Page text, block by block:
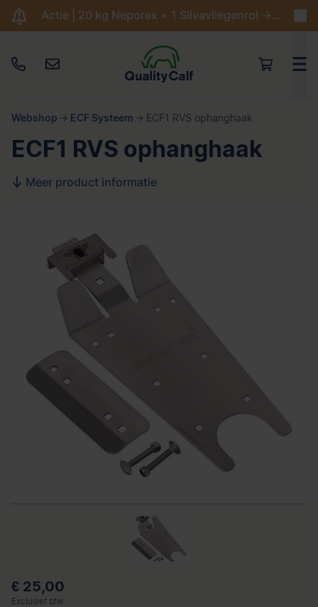
Actie | 20 kg Neporex + 1 Silvavliegenrol -> €204,95
Webshop ECF Systeem ECF1 RVS ophanghaak
ECF1 RVS ophanghaak
Meer product informatie
€ 25,00
Exclusief btw